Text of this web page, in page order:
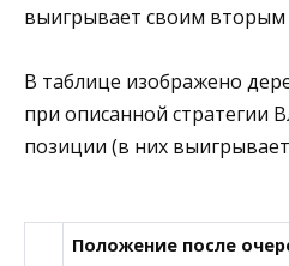
выигрывает своим вторым
В таблице изображено
при описанной стратегии
позиции (в них
Положение после